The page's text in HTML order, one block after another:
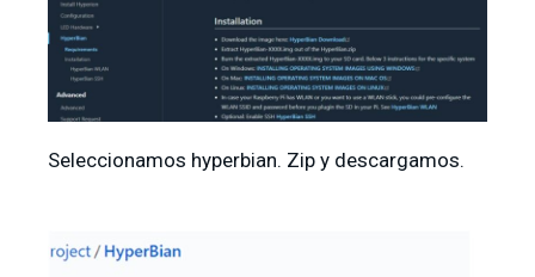
Seleccionamos hyperbian. Zip y descargamos.